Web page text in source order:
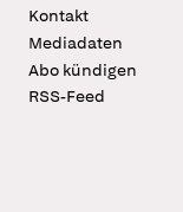
Kontakt
Mediadaten
Abo kündigen
RSS-Feed